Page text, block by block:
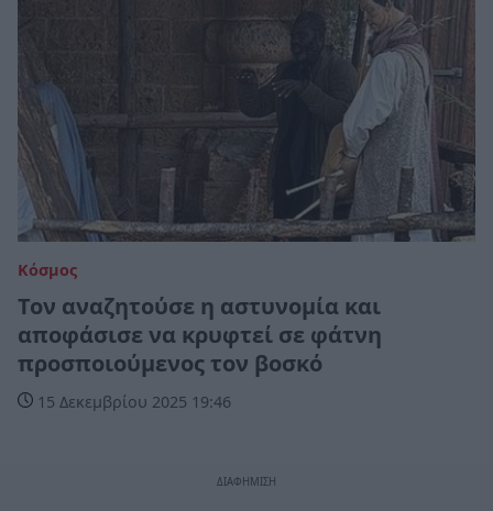
Κόσμος
Τον αναζητούσε η αστυνομία και
αποφάσισε να κρυφτεί σε φάτνη
προσποιούμενος τον βοσκό
15 Δεκεμβρίου 2025 19:46